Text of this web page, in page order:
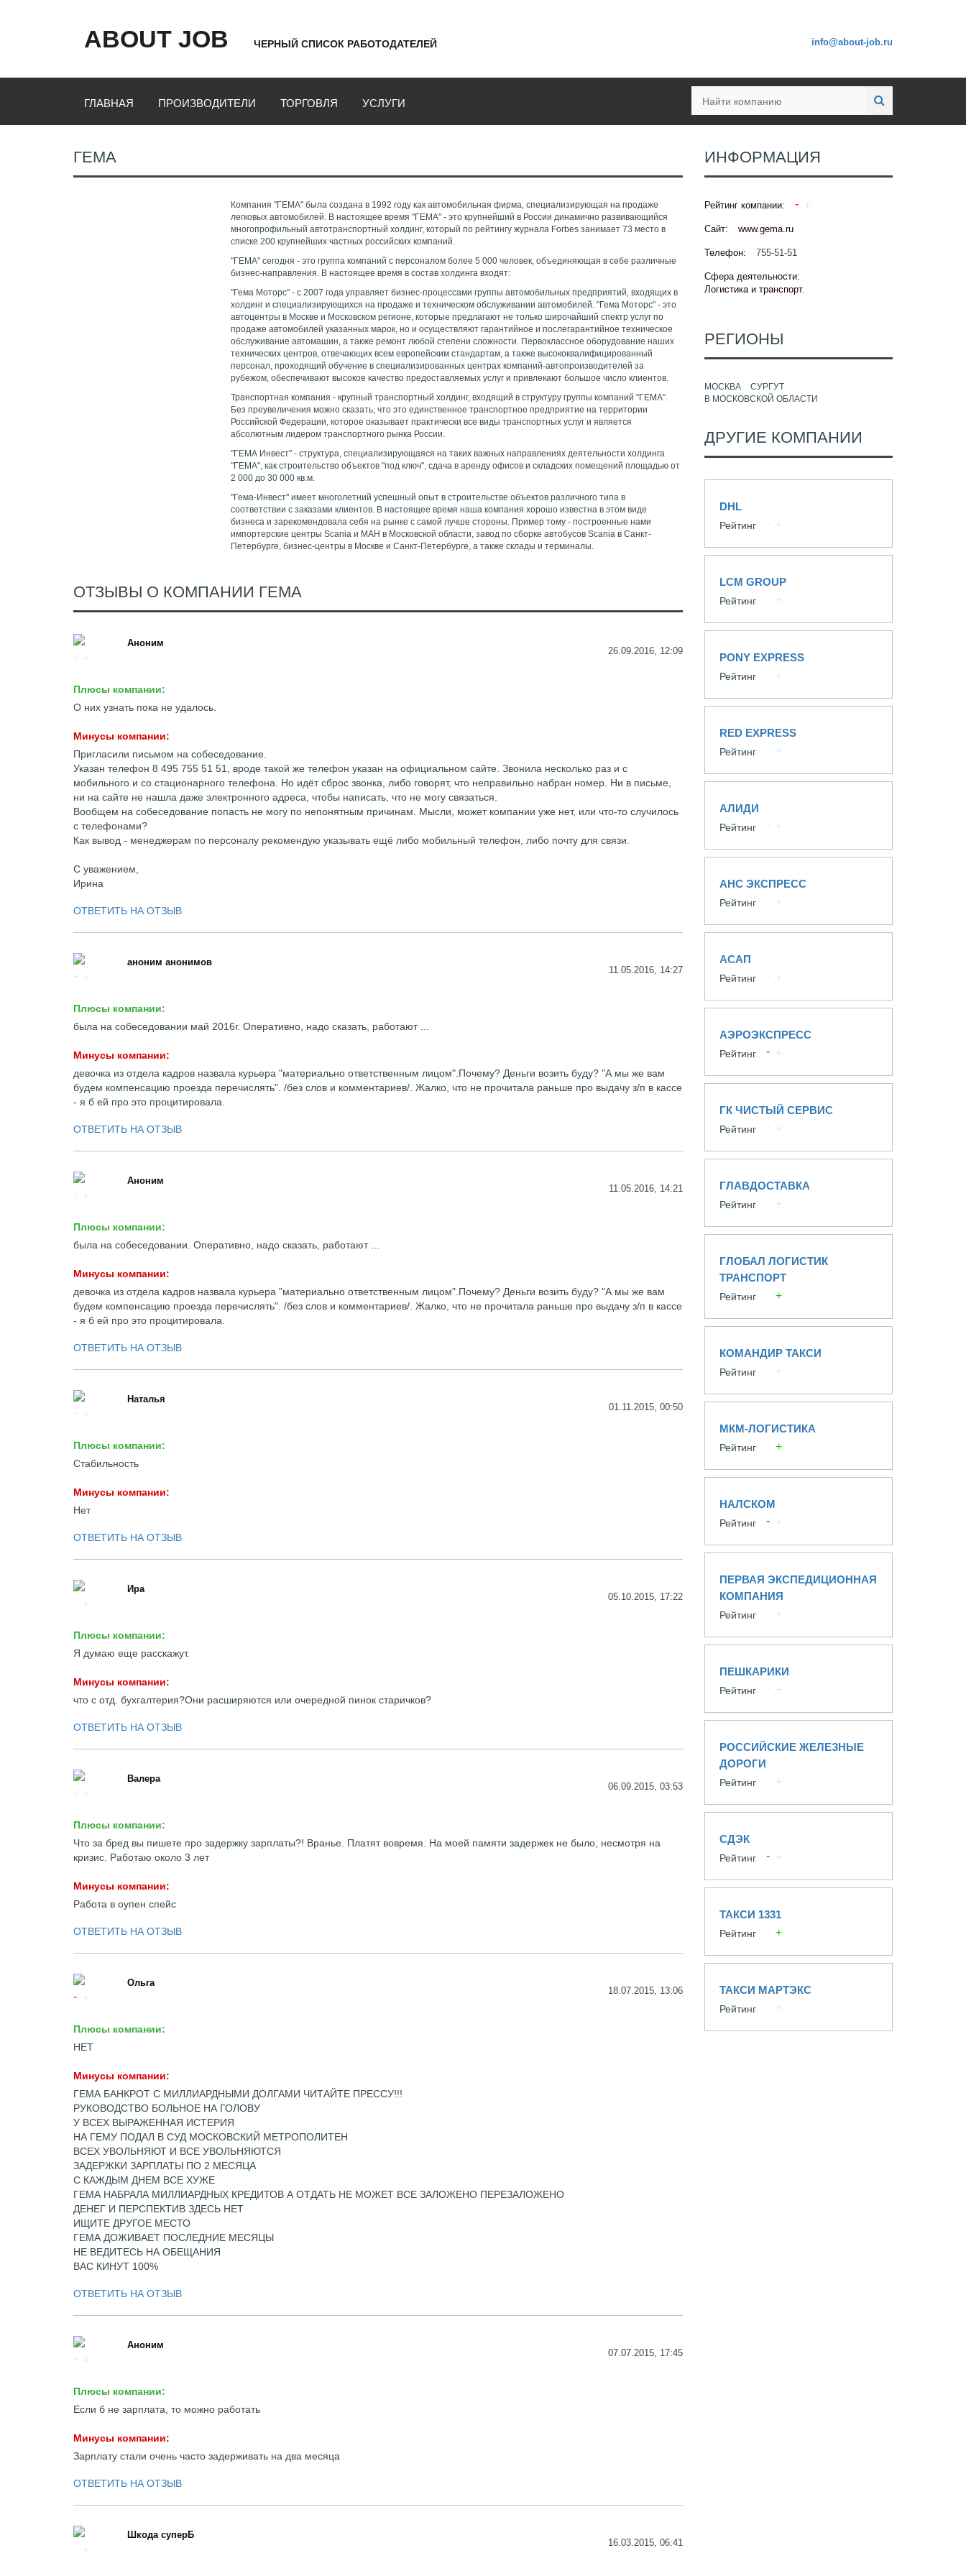
ABOUT JOB ЧЕРНЫЙ СПИСОК РАБОТОДАТЕЛЕЙ info@about-job.ru
ГЛАВНАЯ ПРОИЗВОДИТЕЛИ ТОРГОВЛЯ УСЛУГИ
ГЕМА
Компания "ГЕМА" была создана в 1992 году как автомобильная фирма, специализирующая на продаже
легковых автомобилей. В настоящее время "ГЕМА" - это крупнейший в России динамично развивающийся
многопрофильный автотранспортный холдинг, который по рейтингу журнала Forbes занимает 73 место в
списке 200 крупнейших частных российских компаний.
"ГЕМА" сегодня - это группа компаний с персоналом более 5 000 человек, объединяющая в себе различные
бизнес-направления. В настоящее время в состав холдинга входят:
"Гема Моторс" - с 2007 года управляет бизнес-процессами группы автомобильных предприятий, входящих в
холдинг и специализирующихся на продаже и техническом обслуживании автомобилей. "Гема Моторс" - это
автоцентры в Москве и Московском регионе, которые предлагают не только широчайший спектр услуг по
продаже автомобилей указанных марок, но и осуществляют гарантийное и послегарантийное техническое
обслуживание автомашин, а также ремонт любой степени сложности. Первоклассное оборудование наших
технических центров, отвечающих всем европейским стандартам, а также высококвалифицированный
персонал, проходящий обучение в специализированных центрах компаний-автопроизводителей за
рубежом, обеспечивают высокое качество предоставляемых услуг и привлекают большое число клиентов.
Транспортная компания - крупный транспортный холдинг, входящий в структуру группы компаний "ГЕМА".
Без преувеличения можно сказать, что это единственное транспортное предприятие на территории
Российской Федерации, которое оказывает практически все виды транспортных услуг и является
абсолютным лидером транспортного рынка России.
"ГЕМА Инвест" - структура, специализирующаяся на таких важных направлениях деятельности холдинга
"ГЕМА", как строительство объектов "под ключ", сдача в аренду офисов и складских помещений площадью от
2 000 до 30 000 кв.м.
"Гема-Инвест" имеет многолетний успешный опыт в строительстве объектов различного типа в
соответствии с заказами клиентов. В настоящее время наша компания хорошо известна в этом виде
бизнеса и зарекомендовала себя на рынке с самой лучше стороны. Пример тому - построенные нами
импортерские центры Scania и МАН в Московской области, завод по сборке автобусов Scania в Санкт-
Петербурге, бизнес-центры в Москве и Санкт-Петербурге, а также склады и терминалы.
ОТЗЫВЫ О КОМПАНИИ ГЕМА
Аноним
26.09.2016, 12:09
Плюсы компании:
О них узнать пока не удалось.
Минусы компании:
Пригласили письмом на собеседование.
Указан телефон 8 495 755 51 51, вроде такой же телефон указан на официальном сайте. Звонила несколько раз и с
мобильного и со стационарного телефона. Но идёт сброс звонка, либо говорят, что неправильно набран номер. Ни в письме,
ни на сайте не нашла даже электронного адреса, чтобы написать, что не могу связаться.
Вообщем на собеседование попасть не могу по непонятным причинам. Мысли, может компании уже нет, или что-то случилось
с телефонами?
Как вывод - менеджерам по персоналу рекомендую указывать ещё либо мобильный телефон, либо почту для связи.
С уважением,
Ирина
ОТВЕТИТЬ НА ОТЗЫВ
аноним анонимов
11.05.2016, 14:27
Плюсы компании:
была на собеседовании май 2016г. Оперативно, надо сказать, работают ...
Минусы компании:
девочка из отдела кадров назвала курьера "материально ответственным лицом".Почему? Деньги возить буду? "А мы же вам
будем компенсацию проезда перечислять". /без слов и комментариев/. Жалко, что не прочитала раньше про выдачу з/п в кассе
- я б ей про это процитировала.
ОТВЕТИТЬ НА ОТЗЫВ
Аноним
11.05.2016, 14:21
Плюсы компании:
была на собеседовании. Оперативно, надо сказать, работают ...
Минусы компании:
девочка из отдела кадров назвала курьера "материально ответственным лицом".Почему? Деньги возить буду? "А мы же вам
будем компенсацию проезда перечислять". /без слов и комментариев/. Жалко, что не прочитала раньше про выдачу з/п в кассе
- я б ей про это процитировала.
ОТВЕТИТЬ НА ОТЗЫВ
Наталья
01.11.2015, 00:50
Плюсы компании:
Стабильность
Минусы компании:
Нет
ОТВЕТИТЬ НА ОТЗЫВ
Ира
05.10.2015, 17:22
Плюсы компании:
Я думаю еще расскажут.
Минусы компании:
что с отд. бухгалтерия?Они расширяются или очередной пинок старичков?
ОТВЕТИТЬ НА ОТЗЫВ
Валера
06.09.2015, 03:53
Плюсы компании:
Что за бред вы пишете про задержку зарплаты?! Вранье. Платят вовремя. На моей памяти задержек не было, несмотря на
кризис. Работаю около 3 лет
Минусы компании:
Работа в оупен спейс
ОТВЕТИТЬ НА ОТЗЫВ
Ольга
18.07.2015, 13:06
Плюсы компании:
НЕТ
Минусы компании:
ГЕМА БАНКРОТ С МИЛЛИАРДНЫМИ ДОЛГАМИ ЧИТАЙТЕ ПРЕССУ!!!
РУКОВОДСТВО БОЛЬНОЕ НА ГОЛОВУ
У ВСЕХ ВЫРАЖЕННАЯ ИСТЕРИЯ
НА ГЕМУ ПОДАЛ В СУД МОСКОВСКИЙ МЕТРОПОЛИТЕН
ВСЕХ УВОЛЬНЯЮТ И ВСЕ УВОЛЬНЯЮТСЯ
ЗАДЕРЖКИ ЗАРПЛАТЫ ПО 2 МЕСЯЦА
С КАЖДЫМ ДНЕМ ВСЕ ХУЖЕ
ГЕМА НАБРАЛА МИЛЛИАРДНЫХ КРЕДИТОВ А ОТДАТЬ НЕ МОЖЕТ ВСЕ ЗАЛОЖЕНО ПЕРЕЗАЛОЖЕНО
ДЕНЕГ И ПЕРСПЕКТИВ ЗДЕСЬ НЕТ
ИЩИТЕ ДРУГОЕ МЕСТО
ГЕМА ДОЖИВАЕТ ПОСЛЕДНИЕ МЕСЯЦЫ
НЕ ВЕДИТЕСЬ НА ОБЕЩАНИЯ
ВАС КИНУТ 100%
ОТВЕТИТЬ НА ОТЗЫВ
Аноним
07.07.2015, 17:45
Плюсы компании:
Если б не зарплата, то можно работать
Минусы компании:
Зарплату стали очень часто задерживать на два месяца
ОТВЕТИТЬ НА ОТЗЫВ
Шкода суперБ
16.03.2015, 06:41
ИНФОРМАЦИЯ
Рейтинг компании:
Сайт: www.gema.ru
Телефон: 755-51-51
Сфера деятельности:
Логистика и транспорт.
РЕГИОНЫ
МОСКВА
СУРГУТ
В МОСКОВСКОЙ ОБЛАСТИ
ДРУГИЕ КОМПАНИИ
DHL
Рейтинг
LCM GROUP
Рейтинг
PONY EXPRESS
Рейтинг
RED EXPRESS
Рейтинг
АЛИДИ
Рейтинг
АНС ЭКСПРЕСС
Рейтинг
АСАП
Рейтинг
АЭРОЭКСПРЕСС
Рейтинг
ГК ЧИСТЫЙ СЕРВИС
Рейтинг
ГЛАВДОСТАВКА
Рейтинг
ГЛОБАЛ ЛОГИСТИК
ТРАНСПОРТ
Рейтинг
КОМАНДИР ТАКСИ
Рейтинг
МКМ-ЛОГИСТИКА
Рейтинг
НАЛСКОМ
Рейтинг
ПЕРВАЯ ЭКСПЕДИЦИОННАЯ
КОМПАНИЯ
Рейтинг
ПЕШКАРИКИ
Рейтинг
РОССИЙСКИЕ ЖЕЛЕЗНЫЕ
ДОРОГИ
Рейтинг
СДЭК
Рейтинг
ТАКСИ 1331
Рейтинг
ТАКСИ МАРТЭКС
Рейтинг